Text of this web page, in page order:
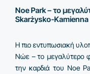
Noe Park – το
Skarżysko-Kamienna
Η πιο εντυπωσιακή
Νώε – το μεγαλύτερο
την καρδιά του Noe